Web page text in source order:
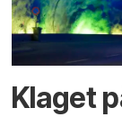
Klaget